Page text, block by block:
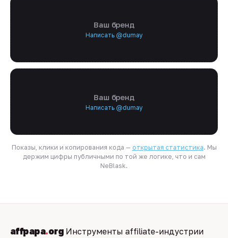
Ваш бренд
Написать @dumay
Ваш бренд
Написать @dumay
Показы, клики и копирования кода — открытая статистика. Мы
держим цифры публичными по той же логике, что и сам
NeBlask.
affpapa.org Инструменты affiliate-индустрии